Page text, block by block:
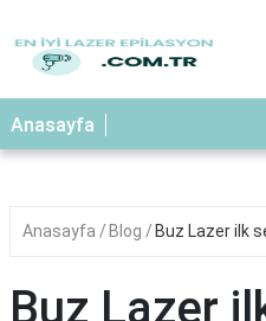
Anasayfa
Anasayfa Blog Buz Lazer ilk
Buz Lazer